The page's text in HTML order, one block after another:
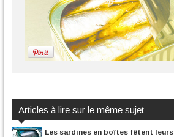
Articles à lire sur le même sujet
Les sardines en boîtes fêtent leurs